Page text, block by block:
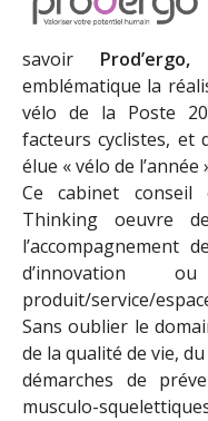
savoir Prod’ergo,
emblématique la
vélo de la Poste
facteurs cyclistes,
élue « vélo de l’année
Ce cabinet
Thinking oeuvre
l’accompagnement
d’innovation
produit/service/
Sans oublier le
de la qualité de vie,
démarches de
musculo-